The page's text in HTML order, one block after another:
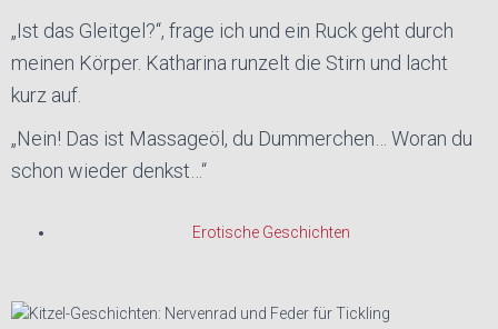
„Ist das Gleitgel?“, frage ich und ein Ruck geht durch
meinen Körper. Katharina runzelt die Stirn und lacht
kurz auf.
„Nein! Das ist Massageöl, du Dummerchen… Woran du
schon wieder denkst…“
Erotische Geschichten